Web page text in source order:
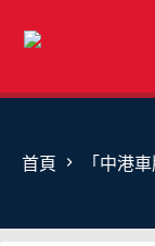
首頁
「中港